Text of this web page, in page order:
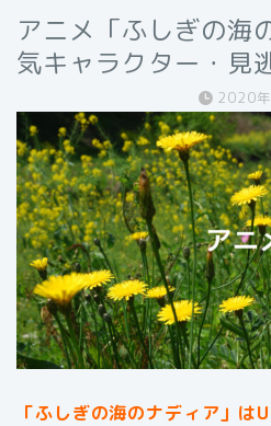
アニメ「ふしぎの海
気キャラクター・見
2020
「ふしぎの海のナディア」は